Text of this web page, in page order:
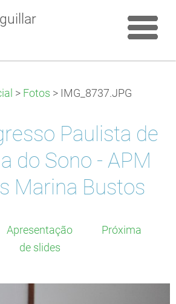
> Fotos > IMG_8737.JPG
Paulista de
do Sono - APM
Marina Bustos
Apresentação
de slides
Próxima